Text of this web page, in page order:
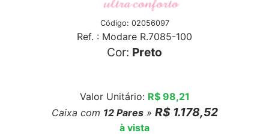
Código: 02056097
Ref. : Modare R.7085-100
Cor: Preto
Valor Unitário: R$ 98,21
Caixa com 12Pares» R$ 1.178,52
à vista